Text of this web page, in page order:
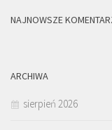
NAJNOWSZE
ARCHIWA
sierpień 2026